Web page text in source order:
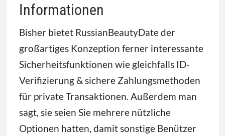
Informationen
Bisher bietet RussianBeautyDate der
großartiges Konzeption ferner interessante
Sicherheitsfunktionen wie gleichfalls ID-
Verifizierung & sichere Zahlungsmethoden
für private Transaktionen. Außerdem man
sagt, sie seien Sie mehrere nützliche
Optionen hatten, damit sonstige Benützer